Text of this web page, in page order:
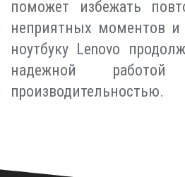
поможет избежать
неприятных моментов
ноутбуку Lenovo
надежной
производительностью.